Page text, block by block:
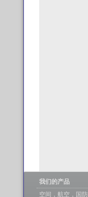
我们的产品
空间，航空，国防